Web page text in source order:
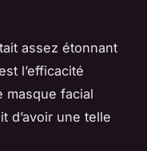
assez étonnant
l’efficacité
masque facial
d’avoir une telle